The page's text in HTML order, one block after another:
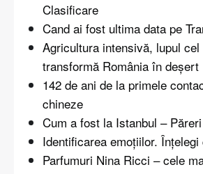
Clasificare
Cand ai fost ultima data pe
Agricultura intensivă, lupul
transformă România în deşert
142 de ani de la primele
chineze
Cum a fost la Istanbul –
Identificarea emoțiilor.
Parfumuri Nina Ricci – cele